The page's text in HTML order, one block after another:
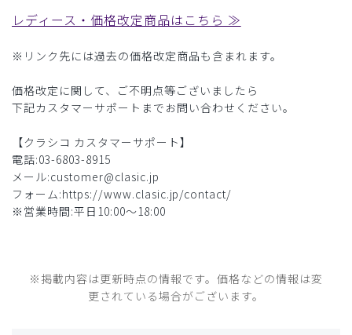
レディース・価格改定商品はこちら ≫
※リンク先には過去の価格改定商品も含まれます。
価格改定に関して、ご不明点等ございましたら
下記カスタマーサポートまでお問い合わせください。
【クラシコ カスタマーサポート】
電話:03-6803-8915
メール:customer@clasic.jp
フォーム:https://www.clasic.jp/contact/
※営業時間:平日10:00～18:00
※掲載内容は更新時点の情報です。価格などの情報は変
更されている場合がございます。